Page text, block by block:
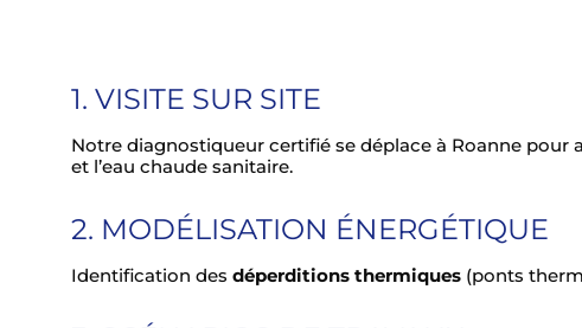
1. VISITE SUR SITE
Notre diagnostiqueur certifié se déplace à Roanne pour
et l’eau chaude sanitaire.
2. MODÉLISATION ÉNERGÉTIQUE
Identification des déperditions thermiques (ponts